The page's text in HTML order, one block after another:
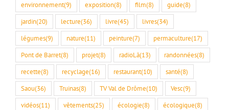
environnement(9) exposition(8) film(8) guide(8)
jardin(20) lecture(36) livre(45) livres(34)
légumes(9) nature(11) peinture(7) permaculture(17)
Pont de Barret(8) projet(8) radioLà(13) randonnées(8)
recette(8) recyclage(16) restaurant(10) santé(8)
Saou(36) Truinas(8) TV Val de Drôme(10) Vesc(9)
vidéos(11) vêtements(25) écologie(8) écologique(8)